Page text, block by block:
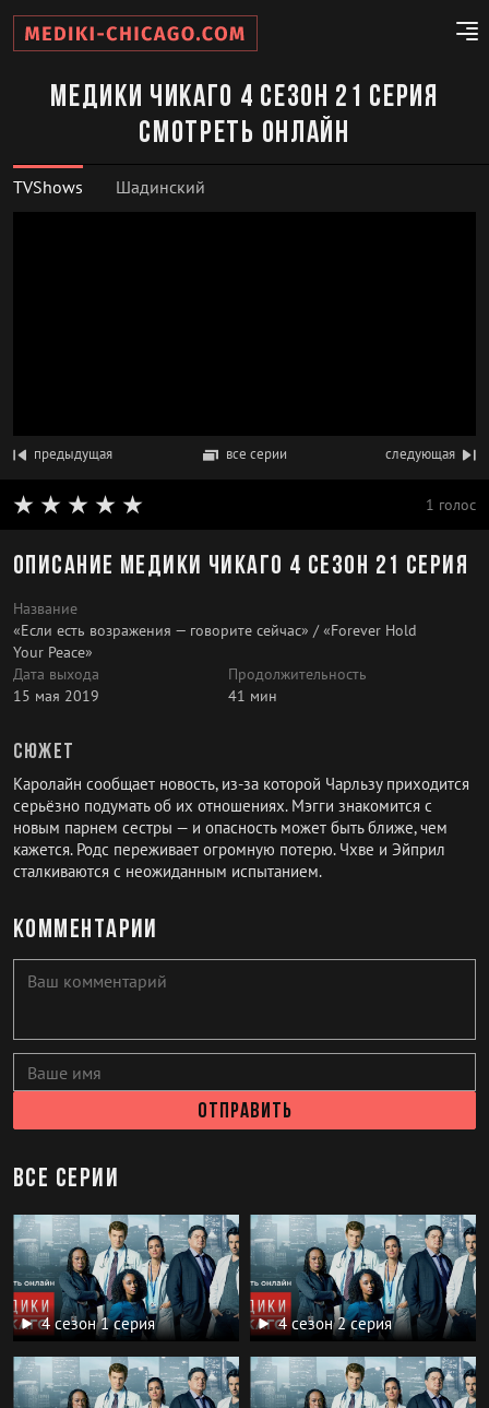
Медики Чикаго 4 сезон 21 серия
смотреть онлайн
TVShows Шадинский
предыдущая все серии следующая
1 голос
Описание Медики Чикаго 4 сезон 21 серия
Название
«Если есть возражения — говорите сейчас» / «Forever Hold
Your Peace»
Дата выхода
15 мая 2019
Продолжительность
41 мин
Сюжет
Каролайн сообщает новость, из-за которой Чарльзу приходится
серьёзно подумать об их отношениях. Мэгги знакомится с
новым парнем сестры — и опасность может быть ближе, чем
кажется. Родс переживает огромную потерю. Чхве и Эйприл
сталкиваются с неожиданным испытанием.
Комментарии
Отправить
все серии
4 сезон 1 серия 4 сезон 2 серия